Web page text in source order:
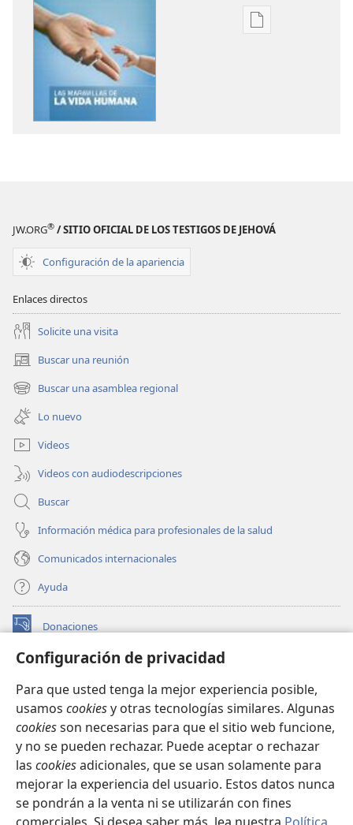
Configuración de privacidad
Para que usted tenga la mejor experiencia posible,
usamos cookiesy otras tecnologías similares. Algunas
cookiesson necesarias para que el sitio web funcione,
y no se pueden rechazar. Puede aceptar o rechazar
las cookiesadicionales, que se usan solamente para
mejorar la experiencia del usuario. Estos datos nunca
se pondrán a la venta ni se utilizarán con fines
Opciones
JW.ORG® / SITIO OFICIAL DE LOS TESTIGOS DE JEHOVÁ
Configuración de la apariencia
Enlaces directos
Solicite una visita
Buscar una reunión
(abre
una
nueva
ventana)
Buscar una asamblea regional
(abre
una
nueva
ventana)
Lo nuevo
Videos
Videos con audiodescripciones
Buscar
Información médica para profesionales de la salud
Comunicados internacionales
Ayuda
Donaciones
(abre
nueva BIBLIOTECA EN LÍNEA Watchtower™
una
nueva
ventana)
JW Hub
(abre
una
nueva
ventana)
JW Library
Watchtower Library